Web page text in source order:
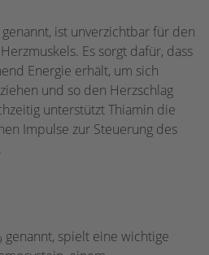
genannt, ist unverzichtbar für den
Es sorgt dafür, dass
Energie erhält, um sich
und so den Herzschlag
unterstützt Thiamin die
Impulse zur Steuerung des
genannt, spielt eine wichtige